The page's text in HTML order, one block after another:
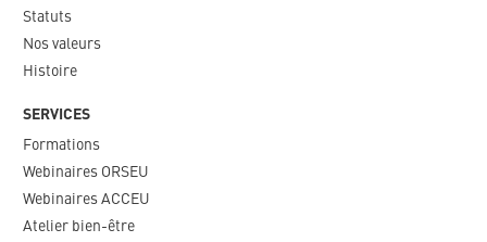
Statuts
Nos valeurs​
Histoire
SERVICES
Formations
Webinaires ORSEU​
Webinaires ACCEU
Atelier bien-être